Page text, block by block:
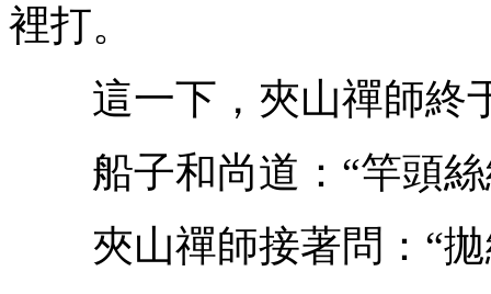
裡打。
這一下，夾山禪師終
船子和尚道：“竿頭絲
夾山禪師接著問：“拋